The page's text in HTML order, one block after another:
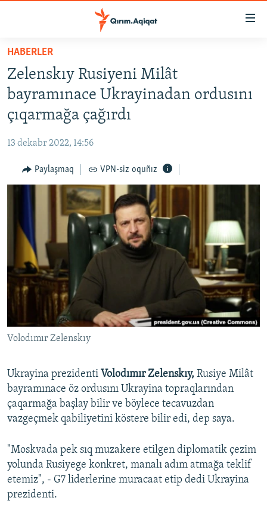
Esas
qaytmaq
Baş
navigatsiyağa
qaytmaq
Qıdıruvğa
HABERLER
İQTİSADİYAT
MEDENİYET
İNSAN AQLARI
BLOGLAR
FİKİR
Русский
Українською
QOŞULIÑIZ!
RFE/RS bütün saytları
HABERLER
Zelenskıy Rusiyeni Milât
bayramınace Ukrayinadan ordusını
çıqarmağa çağırdı
13 dekabr 2022, 14:56
Paylaşmaq VPN-siz oquñız
Volodımır Zelenskıy
Ukrayina prezidenti Volodımır Zelenskıy, Rusiye Milât
bayramınace öz ordusını Ukrayina topraqlarından
çaqarmağa başlay bilir ve böylece tecavuzdan
vazgeçmek qabiliyetini köstere bilir edi, dep saya.
"Moskvada pek sıq muzakere etilgen diplomatik çezim
yolunda Rusiyege konkret, manalı adım atmağa teklif
etemiz", - G7 liderlerine muracaat etip dedi Ukrayina
prezidenti.